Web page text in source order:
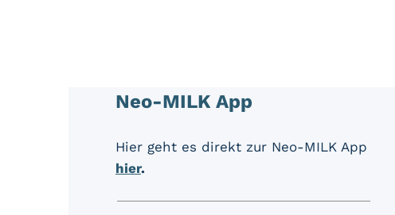
Neo-MILK App
Hier geht es direkt zur Neo-MILK App
hier.